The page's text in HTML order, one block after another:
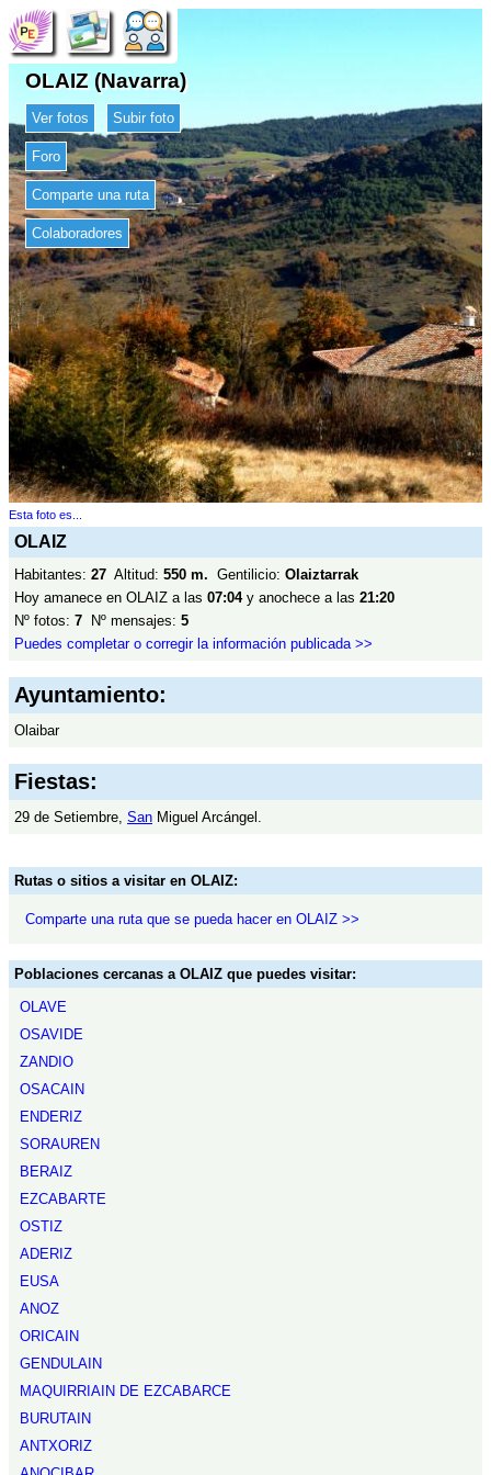
OLAIZ (Navarra)
Ver fotos Subir foto
Foro
Comparte una ruta
Colaboradores
Esta foto es...
OLAIZ
Habitantes: 27 Altitud: 550 m. Gentilicio: Olaiztarrak
Hoy amanece en OLAIZ a las 07:04y anochece a las 21:20
Nº fotos: 7 Nº mensajes: 5
Puedes completar o corregir la información publicada >>
Ayuntamiento:
Olaibar
Fiestas:
29 de Setiembre, San Miguel Arcángel.
Rutas o sitios a visitar en OLAIZ:
Comparte una ruta que se pueda hacer en OLAIZ >>
Poblaciones cercanas a OLAIZ que puedes visitar:
OLAVE
OSAVIDE
ZANDIO
OSACAIN
ENDERIZ
SORAUREN
BERAIZ
EZCABARTE
OSTIZ
ADERIZ
EUSA
ANOZ
ORICAIN
GENDULAIN
MAQUIRRIAIN DE EZCABARCE
BURUTAIN
ANTXORIZ